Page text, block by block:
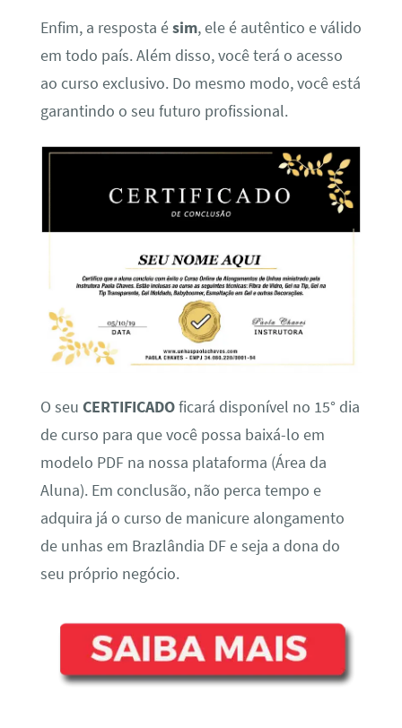
Enfim, a resposta ésim, ele é autêntico e válido
em todo país. Além disso, você terá o acesso
ao curso exclusivo. Do mesmo modo, você está
garantindo o seu futuro profissional.
O seu CERTIFICADOficará disponível no 15° dia
de curso para que você possa baixá-lo em
modelo PDF na nossa plataforma (Área da
Aluna). Em conclusão, não perca tempo e
adquira já o curso de manicure alongamento
de unhas em Brazlândia DF e seja a dona do
seu próprio negócio.